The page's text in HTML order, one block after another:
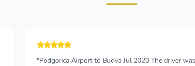
"My driver was Danilo and the service I received was